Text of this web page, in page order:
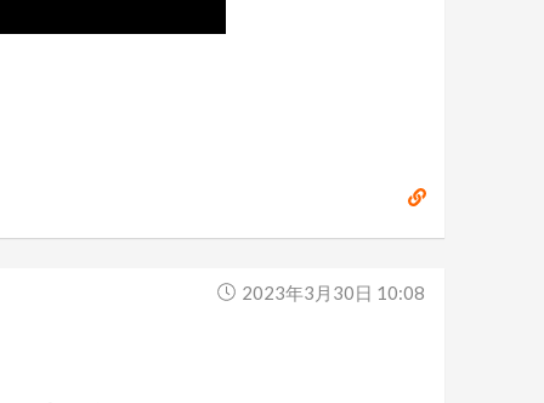
2023年3月30日 10:08